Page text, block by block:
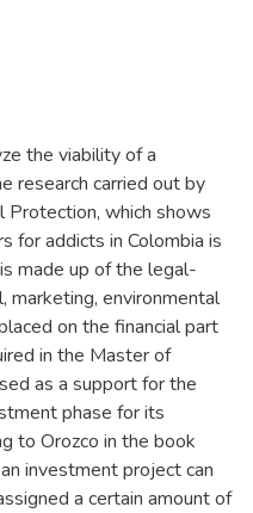
the viability of a
research carried out by
Protection, which shows
for addicts in Colombia is
made up of the legal-
marketing, environmental
on the financial part
in the Master of
as a support for the
phase for its
to Orozco in the book
investment project can
a certain amount of